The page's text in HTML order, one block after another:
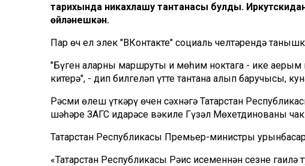
тарихында никахлашу тантанасы булды.
өйләнешкән.
Пар өч ел элек "ВКонтакте" социаль челтәрендә
"Бүген аларның маршруты иң мөһим ноктага - ике
китерә", - дип билгеләп үтте тантана алып баручысы,
Рәсми өлеш үткәрү өчен сәхнәгә Татарстан
шәһәре ЗАГС идарәсе вәкиле Гүзәл Мөхетдинованы
Татарстан Республикасы Премьер-министры
«Татарстан Республикасы Рәис исеменнән сезнең